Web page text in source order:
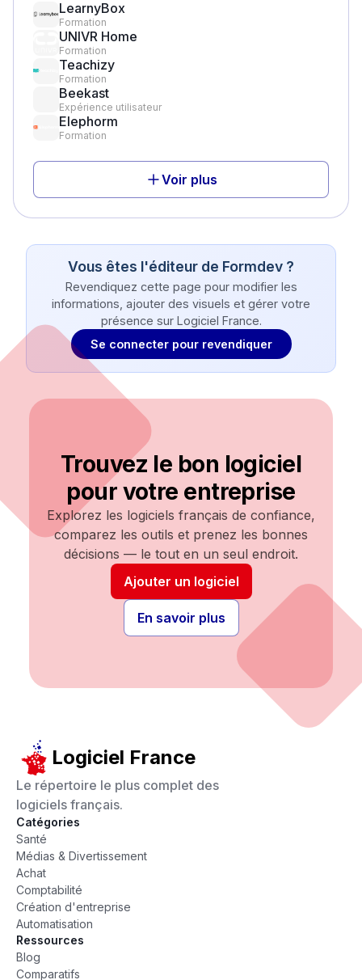
LearnyBox
Formation
UNIVR Home
Formation
Teachizy
Formation
Beekast
Expérience utilisateur
Elephorm
Formation
Voir plus
Vous êtes l'éditeur de Formdev ?
Revendiquez cette page pour modifier les
informations, ajouter des visuels et gérer votre
présence sur Logiciel France.
Se connecter pour revendiquer
Trouvez le bon logiciel
pour votre entreprise
Explorez les logiciels français de confiance,
comparez les outils et prenez les bonnes
décisions — le tout en un seul endroit.
Ajouter un logiciel
En savoir plus
Logiciel France
Le répertoire le plus complet des
logiciels français.
Catégories
Santé
Médias & Divertissement
Achat
Comptabilité
Création d'entreprise
Automatisation
Ressources
Blog
Comparatifs